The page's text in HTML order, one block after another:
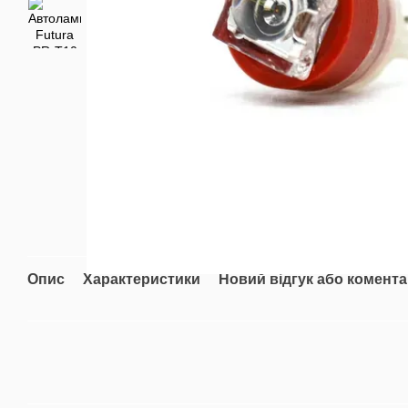
Опис Характеристики Новий відгук або